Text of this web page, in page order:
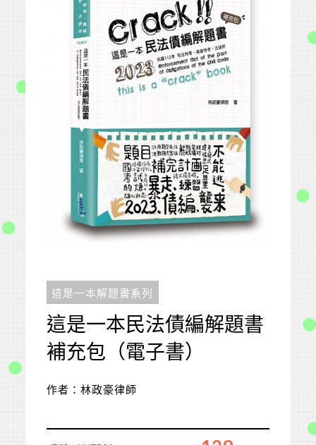
這是一本解題書系列
這是一本民法債編解題書
補充包（電子書）
作者：林政豪律師